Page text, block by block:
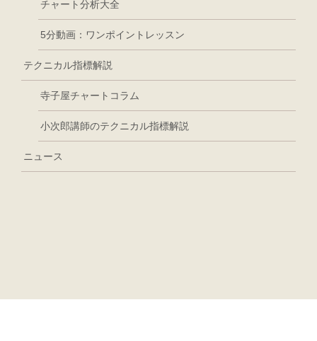
チャート分析大全
5分動画：ワンポイントレッスン
テクニカル指標解説
寺子屋チャートコラム
小次郎講師のテクニカル指標解説
ニュース